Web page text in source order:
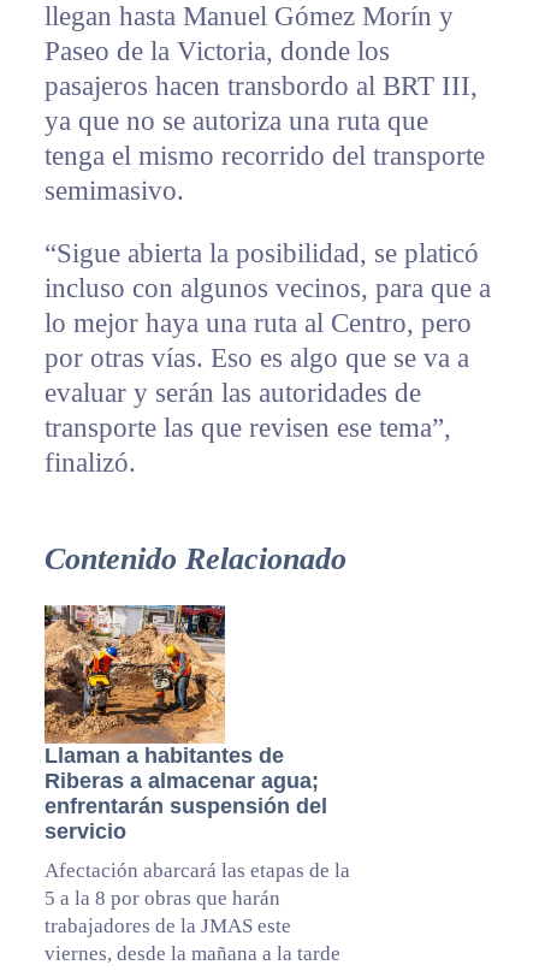
llegan hasta Manuel Gómez Morín y
Paseo de la Victoria, donde los
pasajeros hacen transbordo al BRT III,
ya que no se autoriza una ruta que
tenga el mismo recorrido del transporte
semimasivo.
“Sigue abierta la posibilidad, se platicó
incluso con algunos vecinos, para que a
lo mejor haya una ruta al Centro, pero
por otras vías. Eso es algo que se va a
evaluar y serán las autoridades de
transporte las que revisen ese tema”,
finalizó.
Contenido Relacionado
Llaman a habitantes de
Riberas a almacenar agua;
enfrentarán suspensión del
servicio
Afectación abarcará las etapas de la
5 a la 8 por obras que harán
trabajadores de la JMAS este
viernes, desde la mañana a la tarde